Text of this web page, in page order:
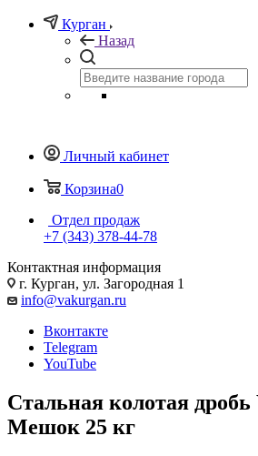
Курган
Назад
Личный кабинет
Корзина0
Отдел продаж
+7 (343) 378-44-78
Контактная информация
г. Курган, ул. Загородная 1
info@vakurgan.ru
Вконтакте
Telegram
YouTube
Стальная колотая
Мешок 25 кг